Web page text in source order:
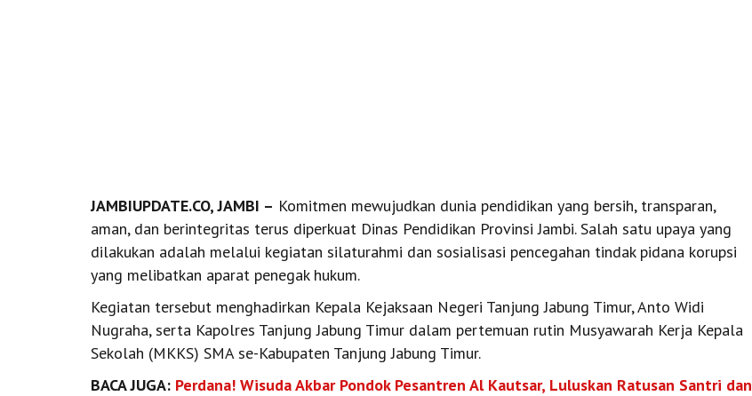
JAMBIUPDATE.CO, JAMBI – Komitmen mewujudkan dunia pendidikan yang bersih, transparan,
aman, dan berintegritas terus diperkuat Dinas Pendidikan Provinsi Jambi. Salah satu upaya yang
dilakukan adalah melalui kegiatan silaturahmi dan sosialisasi pencegahan tindak pidana korupsi
yang melibatkan aparat penegak hukum.
Kegiatan tersebut menghadirkan Kepala Kejaksaan Negeri Tanjung Jabung Timur, Anto Widi
Nugraha, serta Kapolres Tanjung Jabung Timur dalam pertemuan rutin Musyawarah Kerja Kepala
Sekolah (MKKS) SMA se-Kabupaten Tanjung Jabung Timur.
BACA JUGA: Perdana! Wisuda Akbar Pondok Pesantren Al Kautsar, Luluskan Ratusan Santri dan